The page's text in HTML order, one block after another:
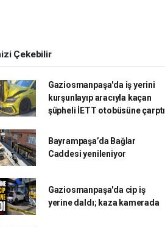
Çekebilir
Gaziosmanpaşa'da iş yerini
kurşunlayıp aracıyla kaçan
şüpheli İETT otobüsüne çarptı
Bayrampaşa’da Bağlar
Caddesi yenileniyor
Gaziosmanpaşa'da cip iş
yerine daldı; kaza kamerada